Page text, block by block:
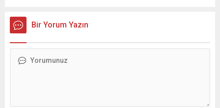
üzerine çıkarak yaz değerlerine ulaşacak. Ayrıca...
Bir Yorum Yazın